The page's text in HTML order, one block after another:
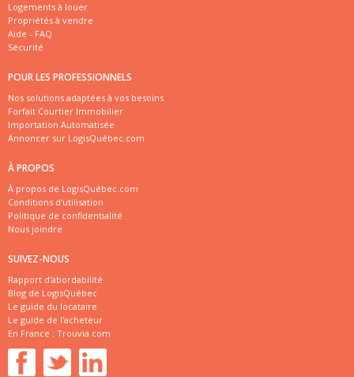
Logements à louer
Propriétés à vendre
Aide - FAQ
Sécurité
POUR LES PROFESSIONNELS
Nos solutions adaptées à vos besoins
Forfait Courtier Immobilier
Importation Automatisée
Annoncer sur LogisQuébec.com
À PROPOS
À propos de LogisQuébec.com
Conditions d'utilisation
Politique de confidentialité
Nous joindre
SUIVEZ-NOUS
Rapport d'abordabilité
Blog de LogisQuébec
Le guide du locataire
Le guide de l'acheteur
En France : Trouvia.com